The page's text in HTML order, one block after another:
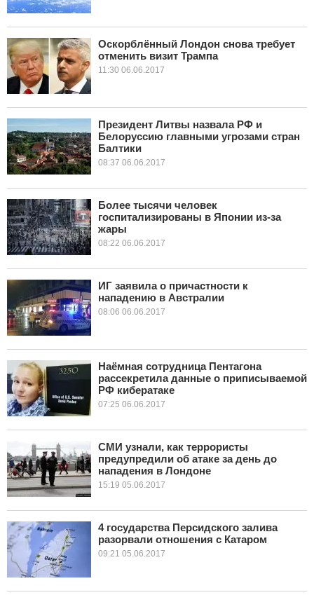
ОБЩЕСТВО
КУЛЬТУРА
СПОРТ
ШОУ-БИЗНЕС
ЭГОИЗМ
БЛОГ
Оскорблённый Лондон снова требует
отменить визит Трампа
11:30 06.06.2017
Президент Литвы назвала РФ и
Белоруссию главными угрозами стран
Балтики
08:37 06.06.2017
Более тысячи человек
госпитализированы в Японии из-за
жары
08:22 06.06.2017
ИГ заявила о причастности к
нападению в Австралии
08:06 06.06.2017
Наёмная сотрудница Пентагона
рассекретила данные о приписываемой
РФ кибератаке
07:25 06.06.2017
СМИ узнали, как террористы
предупредили об атаке за день до
нападения в Лондоне
15:19 05.06.2017
4 государства Персидского залива
разорвали отношения с Катаром
09:21 05.06.2017